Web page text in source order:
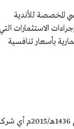
المخصصة للأندية
الاستثمارات التي
بأسعار تنافسية
شمل التطور في الاستثمار الرياضي الأندية الرياضية، ففي الوقت الذي لم يكن لدى أيّ ناد في عام